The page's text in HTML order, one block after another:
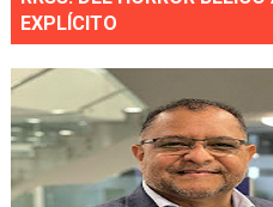
EXPLÍCITO